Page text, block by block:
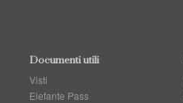
Documenti utili
Visti
Elefante Pass